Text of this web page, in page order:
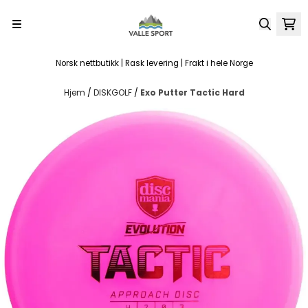
Norsk nettbutikk | Rask levering | Frakt i hele Norge
Hjem / DISKGOLF / Exo Putter Tactic Hard